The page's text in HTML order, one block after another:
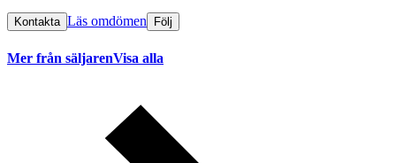
Kontakta Läs omdömen Följ
Mer från säljarenVisa alla